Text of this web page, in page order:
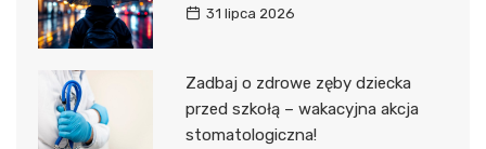
31 lipca 2026
Zadbaj o zdrowe zęby dziecka
przed szkołą – wakacyjna akcja
stomatologiczna!